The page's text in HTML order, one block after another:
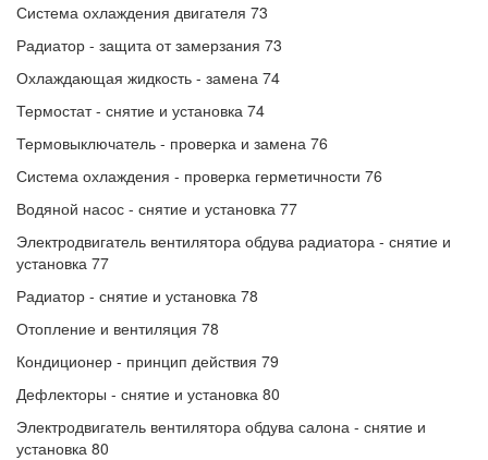
Система охлаждения двигателя 73
Радиатор - защита от замерзания 73
Охлаждающая жидкость - замена 74
Термостат - снятие и установка 74
Термовыключатель - проверка и замена 76
Система охлаждения - проверка герметичности 76
Водяной насос - снятие и установка 77
Электродвигатель вентилятора обдува радиатора - снятие и
установка 77
Радиатор - снятие и установка 78
Отопление и вентиляция 78
Кондиционер - принцип действия 79
Дефлекторы - снятие и установка 80
Электродвигатель вентилятора обдува салона - снятие и
установка 80